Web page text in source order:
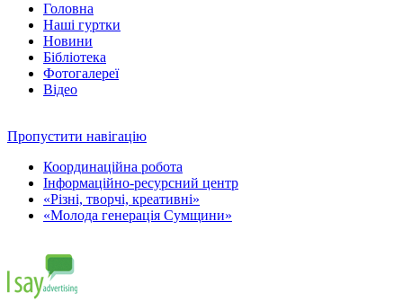
Головна
Наші гуртки
Новини
Бібліотека
Фотогалереї
Відео
Пропустити навігацію
Координаційна робота
Інформаційно-ресурсний центр
«Різні, творчі, креативні»
«Молода генерація Сумщини»